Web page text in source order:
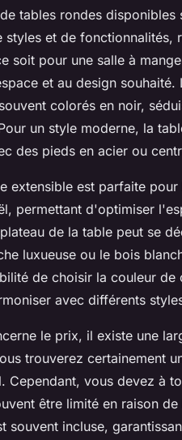
tables rondes
styles et de fonctionnalités,
soit pour une salle à
et au design
colorés en noir,
un style moderne, la
des pieds en acier ou
extensible est parfaite
permettant d'optimiser
de la table peut se
luxueuse ou le bois
de choisir la couleur
avec différents
le prix, il existe une
trouverez certainement
Cependant, vous devez à
être limité en raison
souvent incluse,